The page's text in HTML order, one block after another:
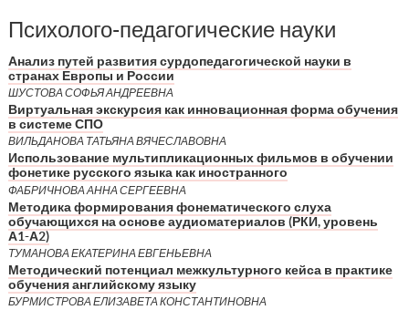
Психолого-педагогические науки
Анализ путей развития сурдопедагогической науки в
странах Европы и России
ШУСТОВА СОФЬЯ АНДРЕЕВНА
Виртуальная экскурсия как инновационная форма обучения
в системе СПО
ВИЛЬДАНОВА ТАТЬЯНА ВЯЧЕСЛАВОВНА
Использование мультипликационных фильмов в обучении
фонетике русского языка как иностранного
ФАБРИЧНОВА АННА СЕРГЕЕВНА
Методика формирования фонематического слуха
обучающихся на основе аудиоматериалов (РКИ, уровень
А1-А2)
ТУМАНОВА ЕКАТЕРИНА ЕВГЕНЬЕВНА
Методический потенциал межкультурного кейса в практике
обучения английскому языку
БУРМИСТРОВА ЕЛИЗАВЕТА КОНСТАНТИНОВНА